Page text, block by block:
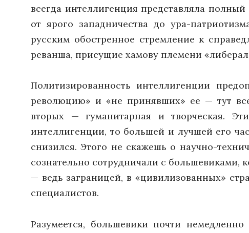
всегда интеллигенция представляла
от ярого западничества до ура-
русским обостренное стремление к
реванша, присущие хамову племени
Политизированность интеллигенции
революцию» и «не принявших» ее — тут
вторых — гуманитарная и творческая.
интеллигенции, то большей и лучшей его
снизился. Этого не скажешь о научно-
сознательно сотрудничали с большевиками,
— ведь заграницей, в «цивилизованных»
специалистов.
Разумеется, большевики почти